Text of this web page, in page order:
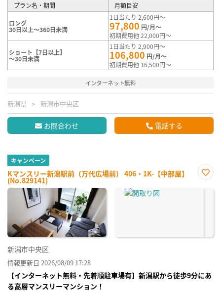
プラン名・期間 月額目安
ロング
30日以上～360日未満
1日当たり 2,600円～
97,800 円/月～
初期費用他 22,000円～
ショート【7日以上】
～30日未満
1日当たり 2,900円～
106,800 円/月～
初期費用他 16,500円～
インターネット無料
新潟県 新潟市中央区
お問合わせ 電話する
キャンペーン
Kマンスリー新潟駅前（万代広場前） 406・1K-【中部屋】
(No.829141)
に入
新潟市中央区
情報更新日 2026/08/09 17:28
【インターネット無料・先着順駐車場有】新潟駅から徒歩9分にあ
る高層マンスリーマンション！